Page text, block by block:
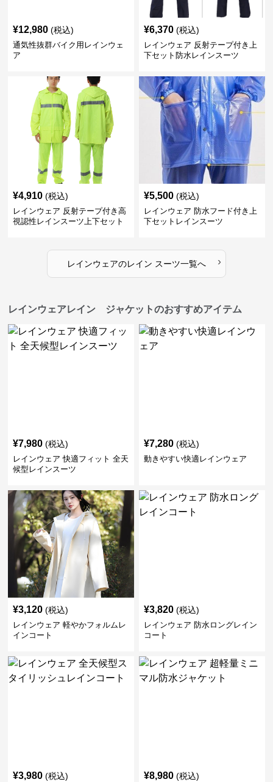
¥12,980 (税込)
通気性抜群バイク用レインウェ
ア
¥6,370 (税込)
レインウェア 反射テープ付き上
下セット防水レインスーツ
¥4,910 (税込)
レインウェア 反射テープ付き高
視認性レインスーツ上下セット
¥5,500 (税込)
レインウェア 防水フード付き上
下セットレインスーツ
レインウェアのレイン スーツ一覧へ ›
レインウェアレイン ジャケットのおすすめアイテム
¥7,980 (税込)
レインウェア 快適フィット 全天
候型レインスーツ
¥7,280 (税込)
動きやすい快適レインウェア
¥3,120 (税込)
レインウェア 軽やかフォルムレ
インコート
¥3,820 (税込)
レインウェア 防水ロングレイン
コート
¥3,980 (税込) ¥8,980 (税込)